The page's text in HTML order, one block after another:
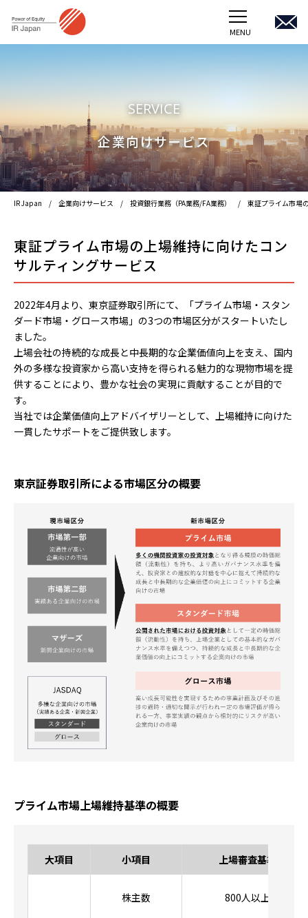
MENU
企業向けサービス
受託プロジェクトほか
会社概要
採用情報
アイ・アール ジャパンホールディングス
JOIB
SERVICE
企業向けサービス
IR Japan 企業向けサービス 投資銀行業務（PA業務/FA業務） 東証プライム市場
東証プライム市場の上場維持に向けたコン
サルティングサービス
2022年4月より、東京証券取引所にて、「プライム市場・スタン
ダード市場・グロース市場」の3つの市場区分がスタートいたし
ました。
上場会社の持続的な成長と中長期的な企業価値向上を支え、国内
外の多様な投資家から高い支持を得られる魅力的な現物市場を提
供することにより、豊かな社会の実現に貢献することが目的で
す。
当社では企業価値向上アドバイザリーとして、上場維持に向けた
一貫したサポートをご提供致します。
東京証券取引所による市場区分の概要
プライム市場上場維持基準の概要
大項目 小項目 上場審査基準
株主数 800人以上